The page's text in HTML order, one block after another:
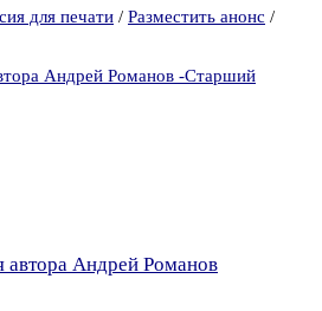
для печати / Разместить анонс /
Андрей Романов -Старший
автора Андрей Романов